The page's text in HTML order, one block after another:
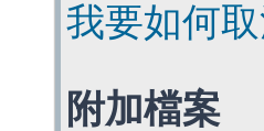
我要如何
附加檔案